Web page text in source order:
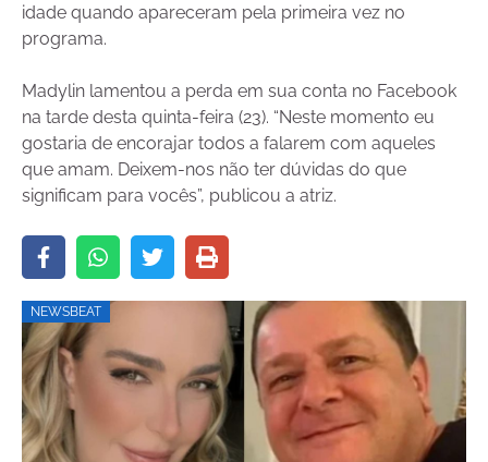
idade quando apareceram pela primeira vez no
programa.
Madylin lamentou a perda em sua conta no Facebook
na tarde desta quinta-feira (23). “Neste momento eu
gostaria de encorajar todos a falarem com aqueles
que amam. Deixem-nos não ter dúvidas do que
significam para vocês”, publicou a atriz.
NEWSBEAT